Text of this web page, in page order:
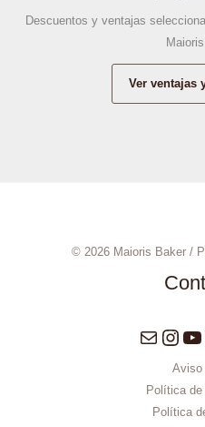
Harina
Descuentos y ventajas
Ver ventajas
© 2026 Maioris Baker /
Correo
Aviso
Política
Política